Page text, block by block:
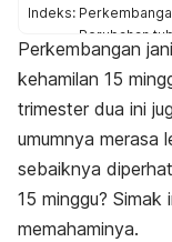
Indeks:
Perubahan
Perlu
Pemeriksaan
Kesehatan
Perkembangan
kehamilan 15
trimester dua ini
umumnya merasa
sebaiknya
15 minggu?
memahaminya.